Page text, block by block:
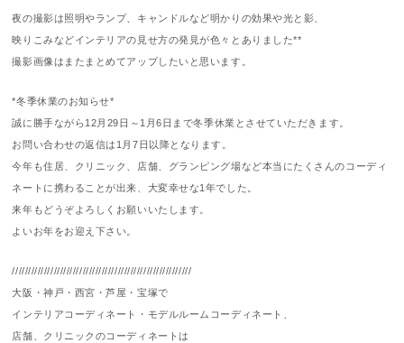
夜の撮影は照明やランプ、キャンドルなど明かりの効果や光と影、
映りこみなどインテリアの見せ方の発見が色々とありました**
撮影画像はまたまとめてアップしたいと思います。
*冬季休業のお知らせ*
誠に勝手ながら12月29日～1月6日まで冬季休業とさせていただきます。
お問い合わせの返信は1月7日以降となります。
今年も住居、クリニック、店舗、グランピング場など本当にたくさんのコーディ
ネートに携わることが出来、大変幸せな1年でした。
来年もどうぞよろしくお願いいたします。
よいお年をお迎え下さい。
////////////////////////////////////////////////////////
大阪・神戸・西宮・芦屋・宝塚で
インテリアコーディネート・モデルルームコーディネート、
店舗、クリニックのコーディネートは